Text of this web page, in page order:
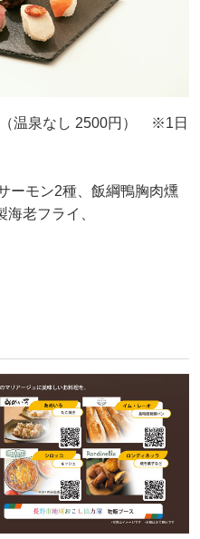
（温泉なし 2500円） ※1日
ーモン2種、飯綱鴨胸肉燻
老フライ、